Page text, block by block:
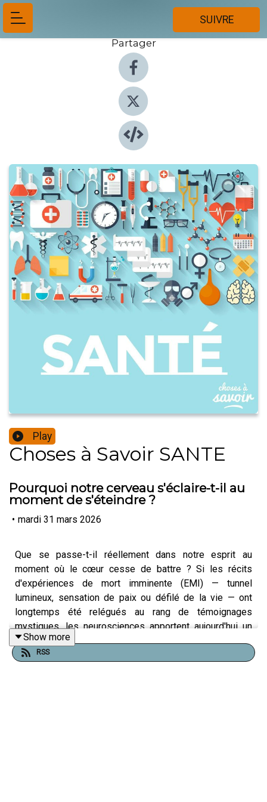
SUIVRE
Partager
Play
Choses à Savoir SANTE
Pourquoi notre cerveau s'éclaire-t-il au
moment de s'éteindre ?
• mardi 31 mars 2026
Que se passe-t-il réellement dans notre esprit au
moment où le cœur cesse de battre ? Si les récits
d'expériences de mort imminente (EMI) — tunnel
lumineux, sensation de paix ou défilé de la vie — ont
longtemps été relégués au rang de témoignages
mystiques, les neurosciences apportent aujourd'hui un
éclairage biologique saisissant. Une étude menée par la
professeure Jimo Borjigin de l'Université du Michigan
Show more
RSS